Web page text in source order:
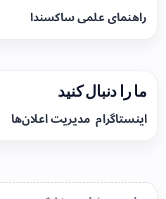
راهنمای علمی ساکسندا
ما را دنبال کنید
اینستاگرام مدیریت اعلان‌ها